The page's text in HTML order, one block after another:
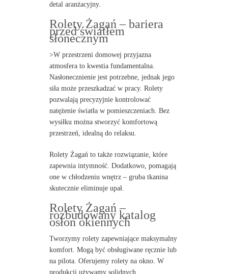
detal aranżacyjny.
Rolety Żagań – bariera
przed światłem
słonecznym
>W przestrzeni domowej przyjazna
atmosfera to kwestia fundamentalna.
Nasłonecznienie jest potrzebne, jednak jego
siła może przeszkadzać w pracy. Rolety
pozwalają precyzyjnie kontrolować
natężenie światła w pomieszczeniach. Bez
wysiłku można stworzyć komfortową
przestrzeń, idealną do relaksu.
Rolety Żagań to także rozwiązanie, które
zapewnia intymność. Dodatkowo, pomagają
one w chłodzeniu wnętrz – gruba tkanina
skutecznie eliminuje upał.
Rolety Żagań –
rozbudowany katalog
osłon okiennych
Tworzymy rolety zapewniające maksymalny
komfort. Mogą być obsługiwane ręcznie lub
na pilota. Oferujemy rolety na okno. W
produkcji używamy solidnych